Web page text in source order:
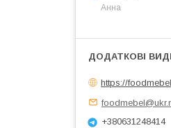
Анна
https://
+380631248414